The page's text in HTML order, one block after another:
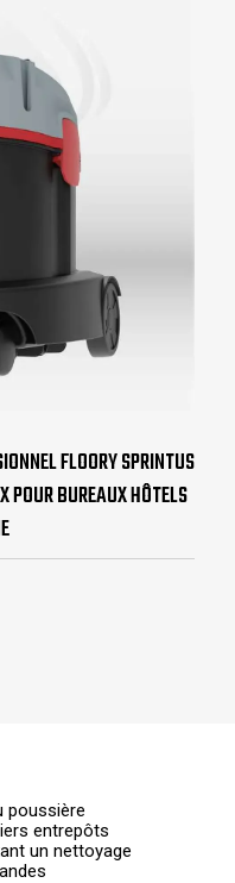
FLOORY SPRINTUS
POUR BUREAUX HÔTELS
poussière
entrepôts
un nettoyage